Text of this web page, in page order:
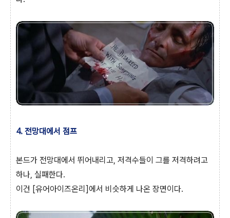
4. 전망대에서 점프
본드가 전망대에서 뛰어내리고, 저격수들이 그를 저격하려고
하나, 실패한다.
이건 [유어아이즈온리]에서 비슷하게 나온 장면이다.